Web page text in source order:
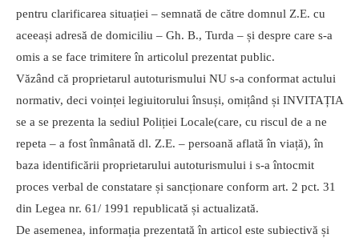
pentru clarificarea situației – semnată de către domnul Z.E. cu
aceeași adresă de domiciliu – Gh. B., Turda – și despre care s-a
omis a se face trimitere în articolul prezentat public.
Văzând că proprietarul autoturismului NU s-a conformat actului
normativ, deci voinței legiuitorului însuși, omițând și INVITAȚIA
se a se prezenta la sediul Poliției Locale(care, cu riscul de a ne
repeta – a fost înmânată dl. Z.E. – persoană aflată în viață), în
baza identificării proprietarului autoturismului i s-a întocmit
proces verbal de constatare și sancționare conform art. 2 pct. 31
din Legea nr. 61/ 1991 republicată și actualizată.
De asemenea, informația prezentată în articol este subiectivă și